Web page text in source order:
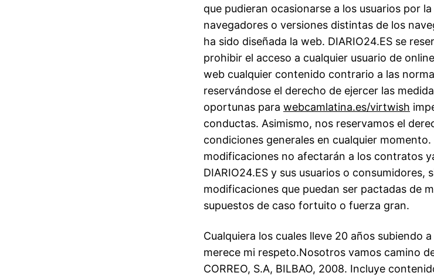
que pudieran ocasionarse a los usuarios por
navegadores o versiones distintas de los
ha sido diseñada la web. DIARIO24.ES se
prohibir el acceso a cualquier usuario de
web cualquier contenido contrario a las
reservándose el derecho de ejercer las
oportunas para webcamlatina.es/virtwish
conductas. Asimismo, nos reservamos el
condiciones generales en cualquier
modificaciones no afectarán a los contratos
DIARIO24.ES y sus usuarios o consumidores,
modificaciones que puedan ser pactadas de
supuestos de caso fortuito o fuerza gran.
Cualquiera los cuales lleve 20 años subiendo
merece mi respeto.Nosotros vamos camino
CORREO, S.A, BILBAO, 2008. Incluye